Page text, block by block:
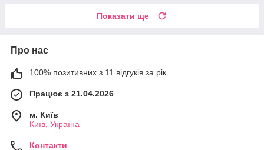
Показати ще
Про нас
100% позитивних з 11 відгуків за рік
Працює з 21.04.2026
м. Київ
Київ, Україна
Контакти